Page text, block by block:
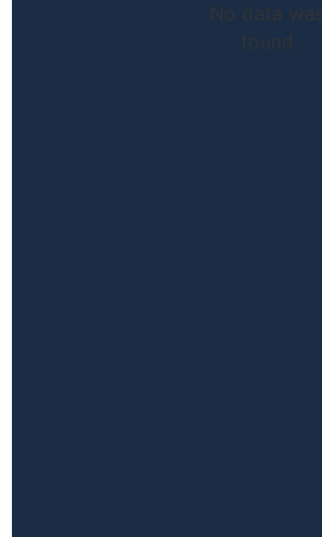
No data was
found